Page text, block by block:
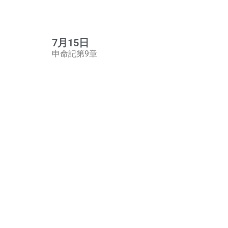
7月15日
申命記第9章